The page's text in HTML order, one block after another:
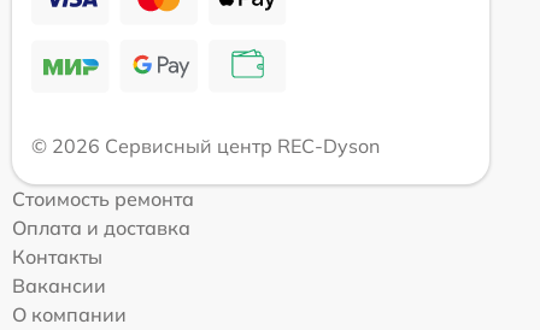
© 2026 Сервисный центр REC-Dyson
Стоимость ремонта
Оплата и доставка
Контакты
Вакансии
О компании